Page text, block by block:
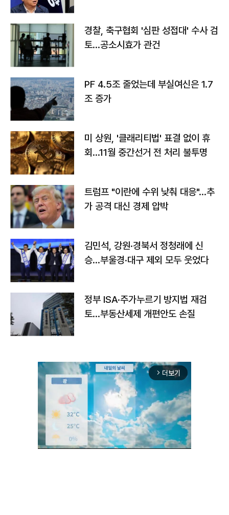
경찰, 축구협회 '심판 성접대' 수사 검
토…공소시효가 관건
PF 4.5조 줄었는데 부실여신은 1.7
조 증가
미 상원, '클래리티법' 표결 없이 휴
회…11월 중간선거 전 처리 불투명
트럼프 "이란에 수위 낮춰 대응"…추
가 공격 대신 경제 압박
김민석, 강원·경북서 정청래에 신
승…부울경·대구 제외 모두 웃었다
정부 ISA·주가누르기 방지법 재검
토…부동산세제 개편안도 손질
arrow_forward_ios 더보기